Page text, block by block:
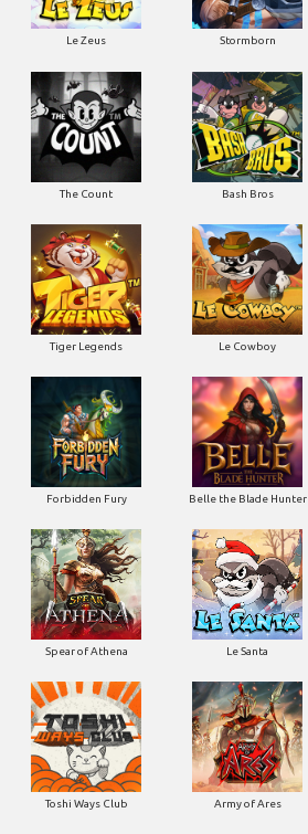
Le Zeus Stormborn
The Count Bash Bros
Tiger Legends Le Cowboy
Forbidden Fury Belle the Blade Hunter
Spear of Athena Le Santa
Toshi Ways Club Army of Ares